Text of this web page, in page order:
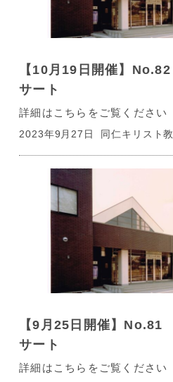
【10月19日開催】
サート
詳細はこちらをご覧ください
2023年9月27日 同仁キリスト
【9月25日開催】
サート
詳細はこちらをご覧ください